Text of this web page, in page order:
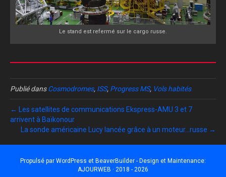
Le stand est refermé sur le cargo russe.
Publié dansCosmodromes, ISS, Progress MS, Vols habités
← Les satellites de communications Ekspress-AMU 3 et 7
arrivent à Baïkonour
La sonde américaine Lucy lancée grâce à un moteur…russe →
Propulsé par WordPress et BeaverBuilder - Design et Maintenance:
AJOURWEB · 2018 - 2026